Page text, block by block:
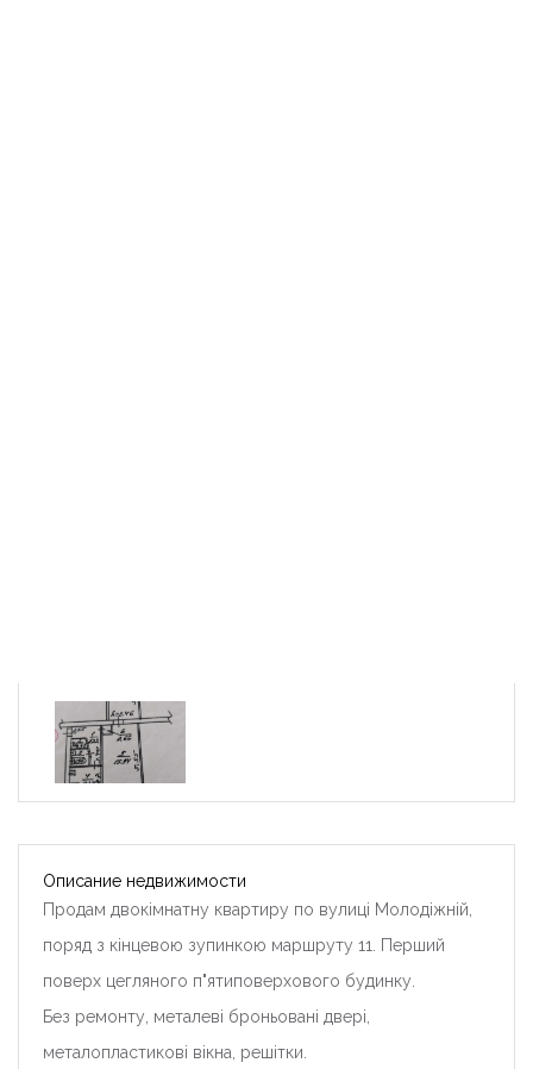
Описание недвижимости
Продам двокімнатну квартиру по вулиці Молодіжній,
поряд з кінцевою зупинкою маршруту 11. Перший
поверх цегляного п"ятиповерхового будинку.
Без ремонту, металеві броньовані двері,
металопластикові вікна, решітки.